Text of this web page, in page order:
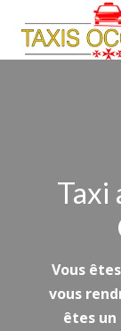
Taxi
Vous
vous
êtes